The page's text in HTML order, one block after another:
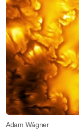
Adam Wágner